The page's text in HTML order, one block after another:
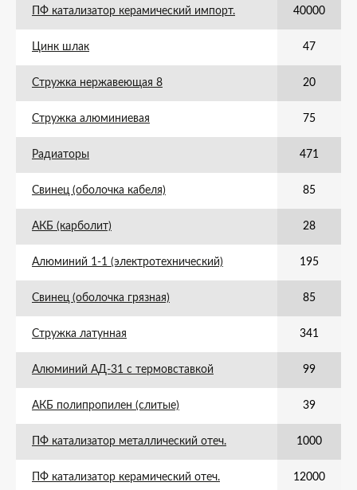
ПФ катализатор керамический импорт. 40000
Цинк шлак 47
Стружка нержавеющая 8 20
Стружка алюминиевая 75
Радиаторы 471
Свинец (оболочка кабеля) 85
АКБ (карболит) 28
Алюминий 1-1 (электротехнический) 195
Свинец (оболочка грязная) 85
Стружка латунная 341
Алюминий АД-31 с термовставкой 99
АКБ полипропилен (слитые) 39
ПФ катализатор металлический отеч. 1000
ПФ катализатор керамический отеч. 12000